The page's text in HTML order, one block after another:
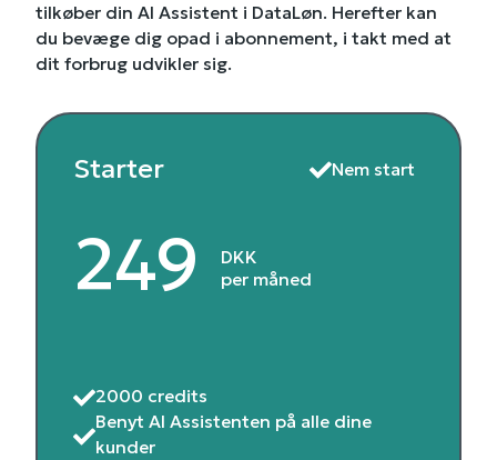
tilkøber din AI Assistent i DataLøn. Herefter kan
du bevæge dig opad i abonnement, i takt med at
dit forbrug udvikler sig.
Starter Nem start
249
DKK
per måned
2000 credits
Benyt AI Assistenten på alle dine
kunder